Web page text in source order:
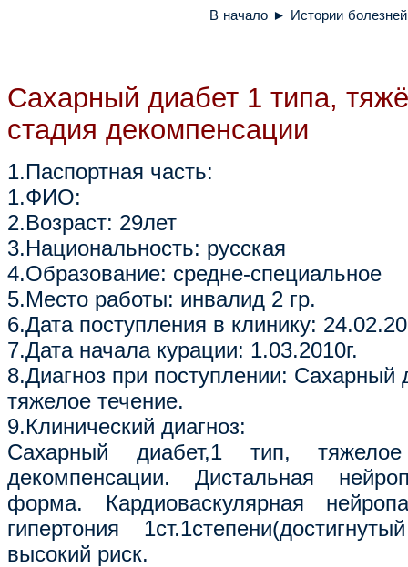
В начало ► Истории болезней
Сахарный диабет 1 типа,
стадия декомпенсации
1.Паспортная часть:
1.ФИО:
2.Возраст: 29лет
3.Национальность: русская
4.Образование: средне-специальное
5.Место работы: инвалид 2 гр.
6.Дата поступления в клинику:
7.Дата начала курации: 1.03.2010г.
8.Диагноз при поступлении: Сахарный
тяжелое течение.
9.Клинический диагноз:
Сахарный диабет,1 тип,
декомпенсации. Дистальная
форма. Кардиоваскулярная
гипертония
высокий риск.